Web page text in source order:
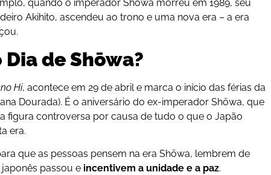
quando o imperador Shōwa morreu em 1989, seu
Akihito, ascendeu ao trono e uma nova era – a era
Dia de Shōwa?
Hi, acontece em 29 de abril e marca o início das férias da
Dourada). É o aniversário do ex-imperador Shōwa, que
figura controversa por causa de tudo o que o Japão
era.
que as pessoas pensem na era Shōwa, lembrem de
passou e incentivem a unidade e a paz.